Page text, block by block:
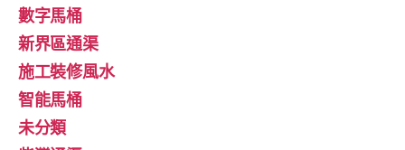
數字馬桶
新界區通渠
施工裝修風水
智能馬桶
未分類